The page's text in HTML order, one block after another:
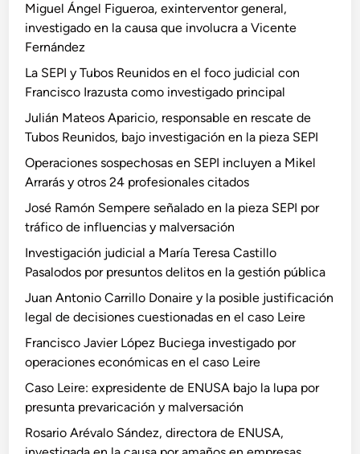
Miguel Ángel Figueroa, exinterventor general,
investigado en la causa que involucra a Vicente
Fernández
La SEPI y Tubos Reunidos en el foco judicial con
Francisco Irazusta como investigado principal
Julián Mateos Aparicio, responsable en rescate de
Tubos Reunidos, bajo investigación en la pieza SEPI
Operaciones sospechosas en SEPI incluyen a Mikel
Arrarás y otros 24 profesionales citados
José Ramón Sempere señalado en la pieza SEPI por
tráfico de influencias y malversación
Investigación judicial a María Teresa Castillo
Pasalodos por presuntos delitos en la gestión pública
Juan Antonio Carrillo Donaire y la posible justificación
legal de decisiones cuestionadas en el caso Leire
Francisco Javier López Buciega investigado por
operaciones económicas en el caso Leire
Caso Leire: expresidente de ENUSA bajo la lupa por
presunta prevaricación y malversación
Rosario Arévalo Sández, directora de ENUSA,